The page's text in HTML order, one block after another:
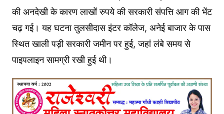
की अनदेखी के कारण लाखों रुपये की सरकारी संपत्ति आग की भेंट
चढ़ गई। यह घटना तुलसीदास इंटर कॉलेज, अनेई बाजार के पास
स्थित खाली पड़ी सरकारी जमीन पर हुई, जहां लंबे समय से
पाइपलाइन सामग्री रखी हुई थी।